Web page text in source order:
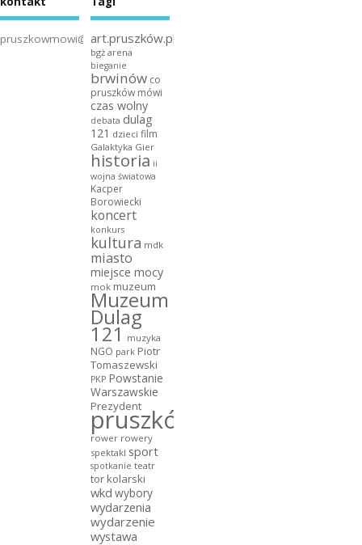
pruszkowmowi@gmail.com
art.pruszków.pl
bgż arena
bieganie
brwinów co
pruszków mówi
czas wolny
debata dulag
121 dzieci film
Galaktyka Gier
historia ii
wojna światowa
Kacper
Borowiecki
koncert
konkurs
kultura mdk
miasto
miejsce mocy
mok muzeum
Muzeum
Dulag
121 muzyka
NGO park Piotr
Tomaszewski
PKP Powstanie
Warszawskie
Prezydent
pruszków
rower rowery
spektakl sport
spotkanie teatr
tor kolarski
wkd wybory
wydarzenia
wydarzenie
wystawa